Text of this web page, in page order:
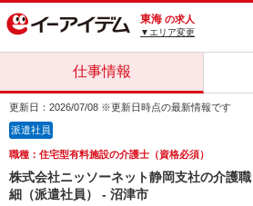
東海 の求人
▼エリア変更
仕事情報
更新日：2026/07/08 ※更新日時点の最新情報です
派遣社員
職種：住宅型有料施設の介護士（資格必須）
株式会社ニッソーネット静岡支社の介護
細（派遣社員） - 沼津市